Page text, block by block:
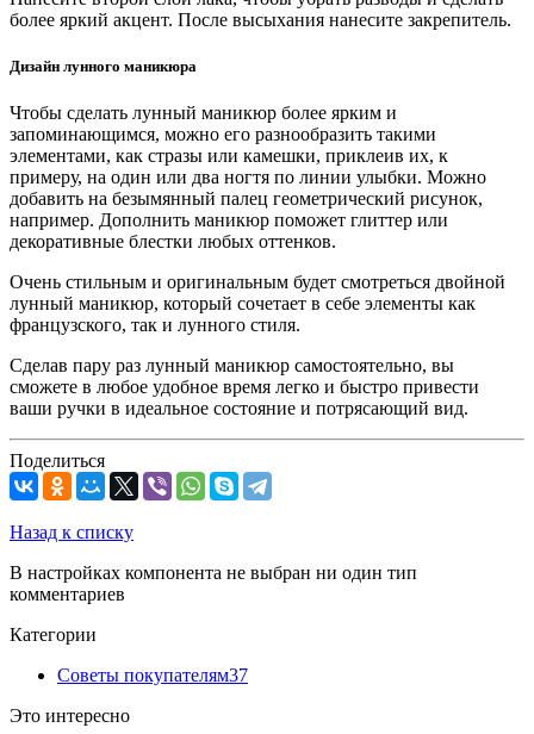
более яркий акцент. После высыхания нанесите закрепитель.
Дизайн лунного маникюра
Чтобы сделать лунный маникюр более ярким и
запоминающимся, можно его разнообразить такими
элементами, как стразы или камешки, приклеив их, к
примеру, на один или два ногтя по линии улыбки. Можно
добавить на безымянный палец геометрический рисунок,
например. Дополнить маникюр поможет глиттер или
декоративные блестки любых оттенков.
Очень стильным и оригинальным будет смотреться двойной
лунный маникюр, который сочетает в себе элементы как
французского, так и лунного стиля.
Сделав пару раз лунный маникюр самостоятельно, вы
сможете в любое удобное время легко и быстро привести
ваши ручки в идеальное состояние и потрясающий вид.
Поделиться
Назад к списку
В настройках компонента не выбран ни один тип
комментариев
Категории
Советы покупателям37
Это интересно